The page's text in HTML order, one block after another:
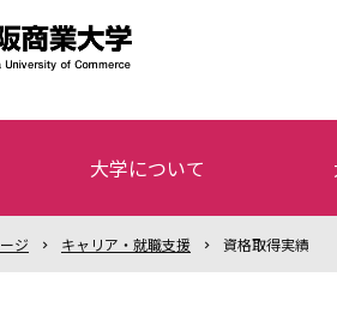
大学について
ジ キャリア・就職支援 資格取得実績